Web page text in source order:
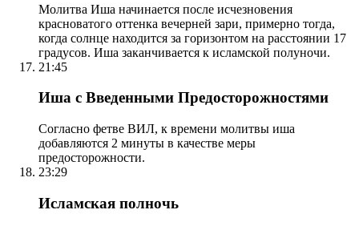
Молитва Иша начинается после исчезновения
красноватого оттенка вечерней зари, примерно тогда,
когда солнце находится за горизонтом на расстоянии 17
градусов. Иша заканчивается к исламской полуночи.
21:45
Иша с Введенными Предосторожностями
Согласно фетве ВИЛ, к времени молитвы иша
добавляются 2 минуты в качестве меры
предосторожности.
23:29
Исламская полночь